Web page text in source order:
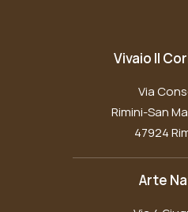
Vivaio Il
Via
Rimini-San
47924
Arte